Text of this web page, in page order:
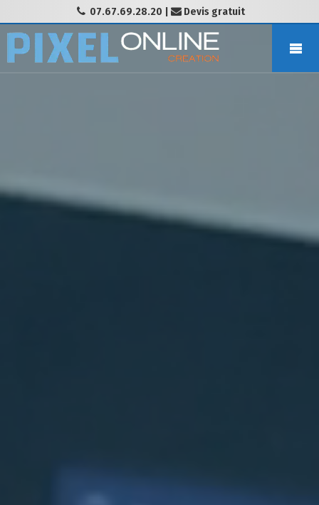
07.67.69.28.20 | Devis gratuit